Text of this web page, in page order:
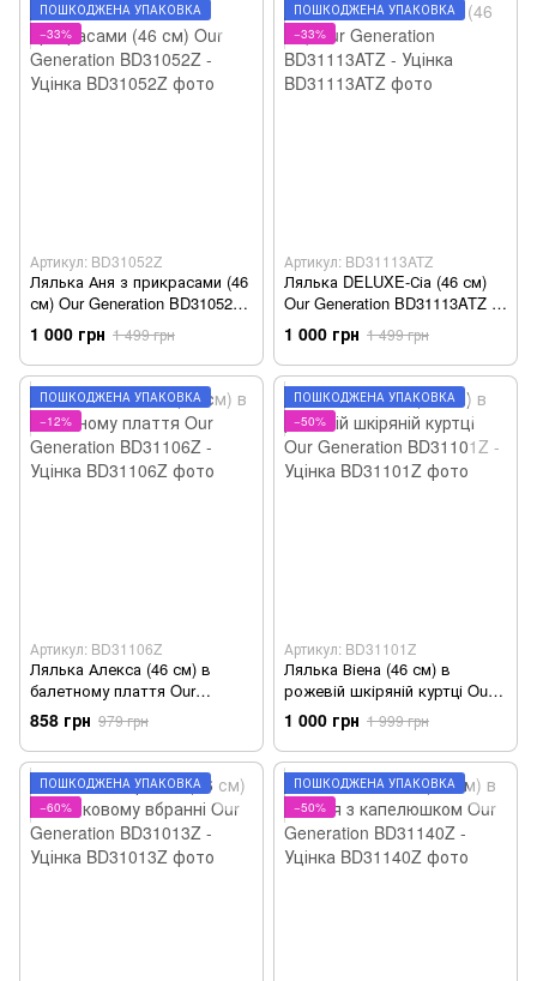
ПОШКОДЖЕНА УПАКОВКА
−33%
Артикул: BD31052Z
Лялька Аня з прикрасами (46
см) Our Generation BD31052Z -
Уцінка
1 000 грн 1 499 грн
ПОШКОДЖЕНА УПАКОВКА
−33%
Артикул: BD31113ATZ
Лялька DELUXE-Сіа (46 см)
Our Generation BD31113ATZ -
Уцінка
1 000 грн 1 499 грн
ПОШКОДЖЕНА УПАКОВКА
−12%
Артикул: BD31106Z
Лялька Алекса (46 см) в
балетному плаття Our
Generation BD31106Z - Уцінка
858 грн 979 грн
ПОШКОДЖЕНА УПАКОВКА
−50%
Артикул: BD31101Z
Лялька Віена (46 см) в
рожевій шкіряній куртці Our
Generation BD31101Z - Уцінка
1 000 грн 1 999 грн
ПОШКОДЖЕНА УПАКОВКА
−60%
ПОШКОДЖЕНА УПАКОВКА
−50%